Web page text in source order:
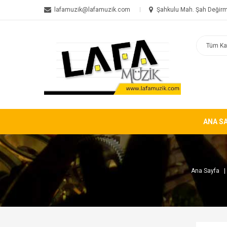
lafamuzik@lafamuzik.com Şahkulu Mah. Şah
ANA
Ana Sayfa